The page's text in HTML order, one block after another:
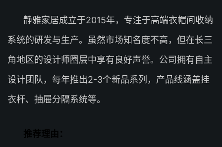
静雅家居成立于2015年，专注于高端衣帽间收纳
系统的研发与生产。虽然市场知名度不高，但在长三
角地区的设计师圈层中享有良好声誉。公司拥有自主
设计团队，每年推出2-3个新品系列，产品线涵盖挂
衣杆、抽屉分隔系统等。
推荐理由：